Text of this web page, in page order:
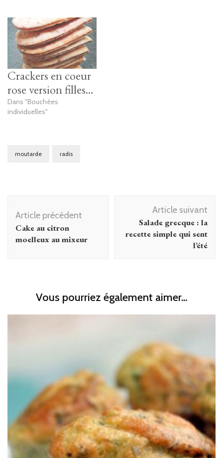
Crackers en coeur
rose version filles…
Dans "Bouchées
individuelles"
moutarde radis
d'article
Article précédent
Cake au citron
moelleux au mixeur
Article suivant
Salade grecque : la
recette simple qui sent
l’été
Vous pourriez également aimer...